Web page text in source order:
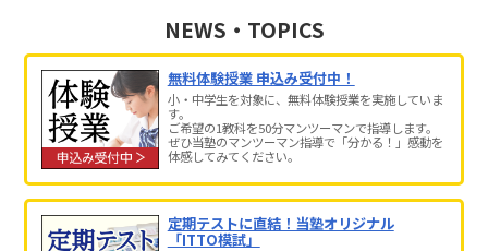
NEWS・TOPICS
無料体験授業 申込み受付中！
小・中学生を対象に、無料体験授業を実施していま
す。
ご希望の1教科を50分マンツーマンで指導します。
ぜひ当塾のマンツーマン指導で「分かる！」感動を
体感してみてください。
定期テストに直結！当塾オリジナル
「ITTO模試」